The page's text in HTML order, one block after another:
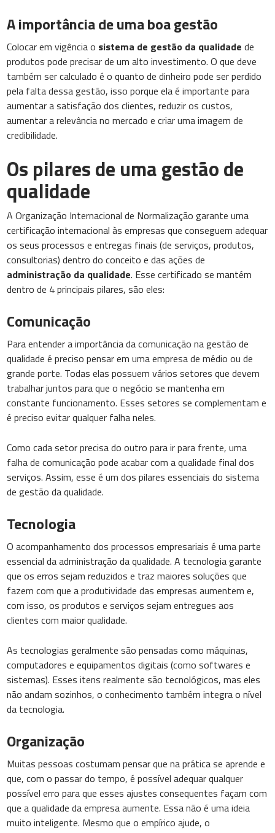
A importância de uma boa gestão
Colocar em vigência o sistema de gestão da qualidade de
produtos pode precisar de um alto investimento. O que deve
também ser calculado é o quanto de dinheiro pode ser perdido
pela falta dessa gestão, isso porque ela é importante para
aumentar a satisfação dos clientes, reduzir os custos,
aumentar a relevância no mercado e criar uma imagem de
credibilidade.
Os pilares de uma gestão de
qualidade
A Organização Internacional de Normalização garante uma
certificação internacional às empresas que conseguem adequar
os seus processos e entregas finais (de serviços, produtos,
consultorias) dentro do conceito e das ações de
administração da qualidade. Esse certificado se mantém
dentro de 4 principais pilares, são eles:
Comunicação
Para entender a importância da comunicação na gestão de
qualidade é preciso pensar em uma empresa de médio ou de
grande porte. Todas elas possuem vários setores que devem
trabalhar juntos para que o negócio se mantenha em
constante funcionamento. Esses setores se complementam e
é preciso evitar qualquer falha neles.
Como cada setor precisa do outro para ir para frente, uma
falha de comunicação pode acabar com a qualidade final dos
serviços. Assim, esse é um dos pilares essenciais do sistema
de gestão da qualidade.
Tecnologia
O acompanhamento dos processos empresariais é uma parte
essencial da administração da qualidade. A tecnologia garante
que os erros sejam reduzidos e traz maiores soluções que
fazem com que a produtividade das empresas aumentem e,
com isso, os produtos e serviços sejam entregues aos
clientes com maior qualidade.
As tecnologias geralmente são pensadas como máquinas,
computadores e equipamentos digitais (como softwares e
sistemas). Esses itens realmente são tecnológicos, mas eles
não andam sozinhos, o conhecimento também integra o nível
da tecnologia.
Organização
Muitas pessoas costumam pensar que na prática se aprende e
que, com o passar do tempo, é possível adequar qualquer
possível erro para que esses ajustes consequentes façam com
que a qualidade da empresa aumente. Essa não é uma ideia
muito inteligente. Mesmo que o empírico ajude, o